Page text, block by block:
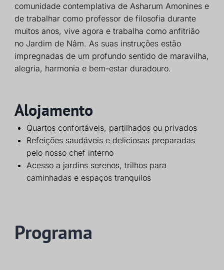
comunidade contemplativa de Asharum Amonines e
de trabalhar como professor de filosofia durante
muitos anos, vive agora e trabalha como anfitrião
no Jardim de Nâm. As suas instruções estão
impregnadas de um profundo sentido de maravilha,
alegria, harmonia e bem-estar duradouro.
Alojamento
Quartos confortáveis, partilhados ou privados
Refeições saudáveis e deliciosas preparadas
pelo nosso chef interno
Acesso a jardins serenos, trilhos para
caminhadas e espaços tranquilos
Programa